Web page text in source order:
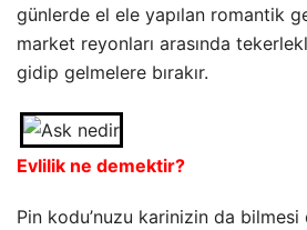
günlerde el ele yapılan romantik
market reyonları arasında
gidip gelmelere bırakır.
Evlilik ne demektir?
Pin kodu’nuzu karinizin da bilmesi